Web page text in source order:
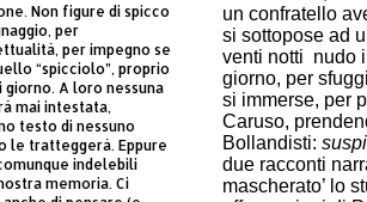
un confratello
si sottopose ad
venti notti nudo
giorno, per
si immerse, per
Caruso,
Bollandisti:
due racconti
mascherato’ lo
Non figure di spicco
per
per impegno se
“spicciolo”, proprio
giorno. A loro nessuna
mai intestata,
testo di nessuno
le tratteggerà. Eppure
indelebili
memoria. Ci